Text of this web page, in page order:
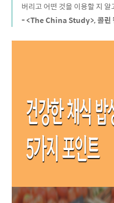
버리고 어떤 것을 이용할 지 알
- <The China Study>, 콜린